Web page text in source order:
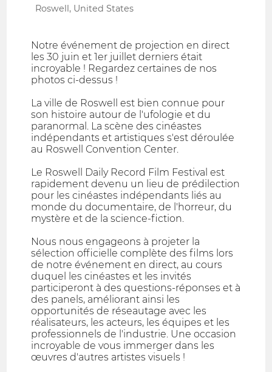
Roswell, United States
Notre événement de projection en direct
les 30 juin et 1er juillet derniers était
incroyable ! Regardez certaines de nos
photos ci-dessus !
La ville de Roswell est bien connue pour
son histoire autour de l'ufologie et du
paranormal. La scène des cinéastes
indépendants et artistiques s'est déroulée
au Roswell Convention Center.
Le Roswell Daily Record Film Festival est
rapidement devenu un lieu de prédilection
pour les cinéastes indépendants liés au
monde du documentaire, de l'horreur, du
mystère et de la science-fiction.
Nous nous engageons à projeter la
sélection officielle complète des films lors
de notre événement en direct, au cours
duquel les cinéastes et les invités
participeront à des questions-réponses et à
des panels, améliorant ainsi les
opportunités de réseautage avec les
réalisateurs, les acteurs, les équipes et les
professionnels de l'industrie. Une occasion
incroyable de vous immerger dans les
œuvres d'autres artistes visuels !